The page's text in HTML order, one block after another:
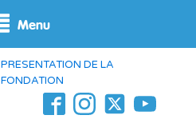
Menu
PRESENTATION DE LA
FONDATION